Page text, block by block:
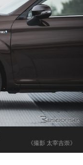
《撮影 太宰吉崇》